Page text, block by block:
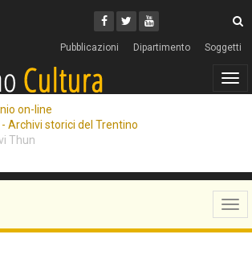
Facebook
Twitter
Youtube
Pubblicazioni Dipartimento Soggetti
on-line
- Archivi storici del Trentino
Thun